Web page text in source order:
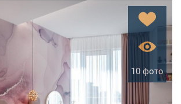
10 фото